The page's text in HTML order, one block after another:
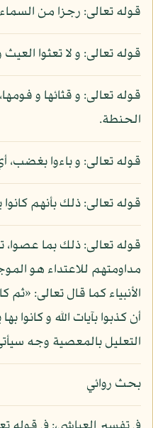
قوله تعالى: رجزا من
قوله تعالى: و لا تعثوا
قوله تعالى: و قثائها و
الحنطة.
قوله تعالى: و باءوا بغضب،
قوله تعالى: ذلك بأنهم
قوله تعالى: ذلك بما عصوا،
مداومتهم للاعتداء هو
الأنبياء كما قال تعالى:
التعليل بالمعصية وجه
بحث روائي